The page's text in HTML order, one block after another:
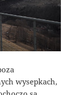
wysepkach,